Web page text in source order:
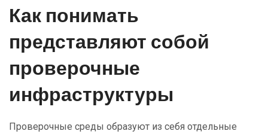
Как понимать
представляют собой
проверочные
инфраструктуры
Проверочные среды образуют из себя отдельные